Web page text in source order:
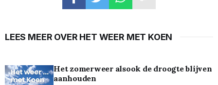
LEES MEER OVER HET WEER MET KOEN
Het zomerweer alsook de droogte blijven
aanhouden